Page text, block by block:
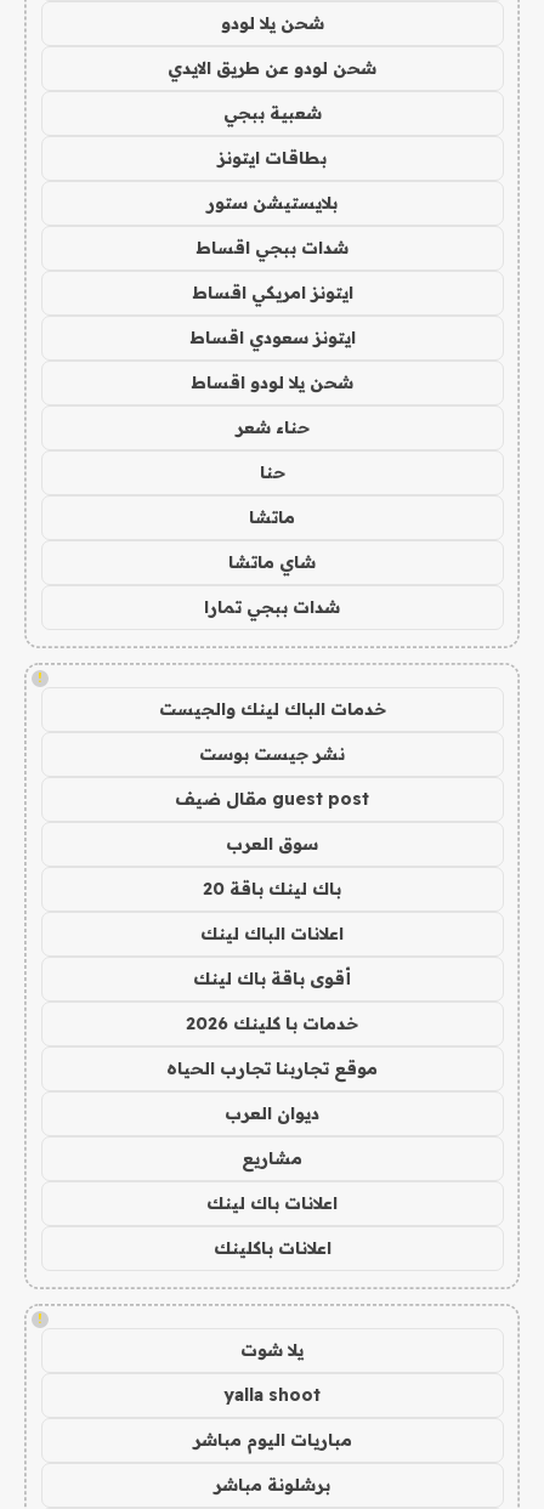
شحن يلا لودو
شحن لودو عن طريق الايدي
شعبية ببجي
بطاقات ايتونز
بلايستيشن ستور
شدات ببجي اقساط
ايتونز امريكي اقساط
ايتونز سعودي اقساط
شحن يلا لودو اقساط
حناء شعر
حنا
ماتشا
شاي ماتشا
شدات ببجي تمارا
!
خدمات الباك لينك والجيست
نشر جيست بوست
guest post مقال ضيف
سوق العرب
باك لينك باقة 20
اعلانات الباك لينك
أقوى باقة باك لينك
خدمات با كلينك 2026
موقع تجاربنا تجارب الحياه
ديوان العرب
مشاريع
اعلانات باك لينك
اعلانات باكلينك
!
يلا شوت
yalla shoot
مباريات اليوم مباشر
برشلونة مباشر